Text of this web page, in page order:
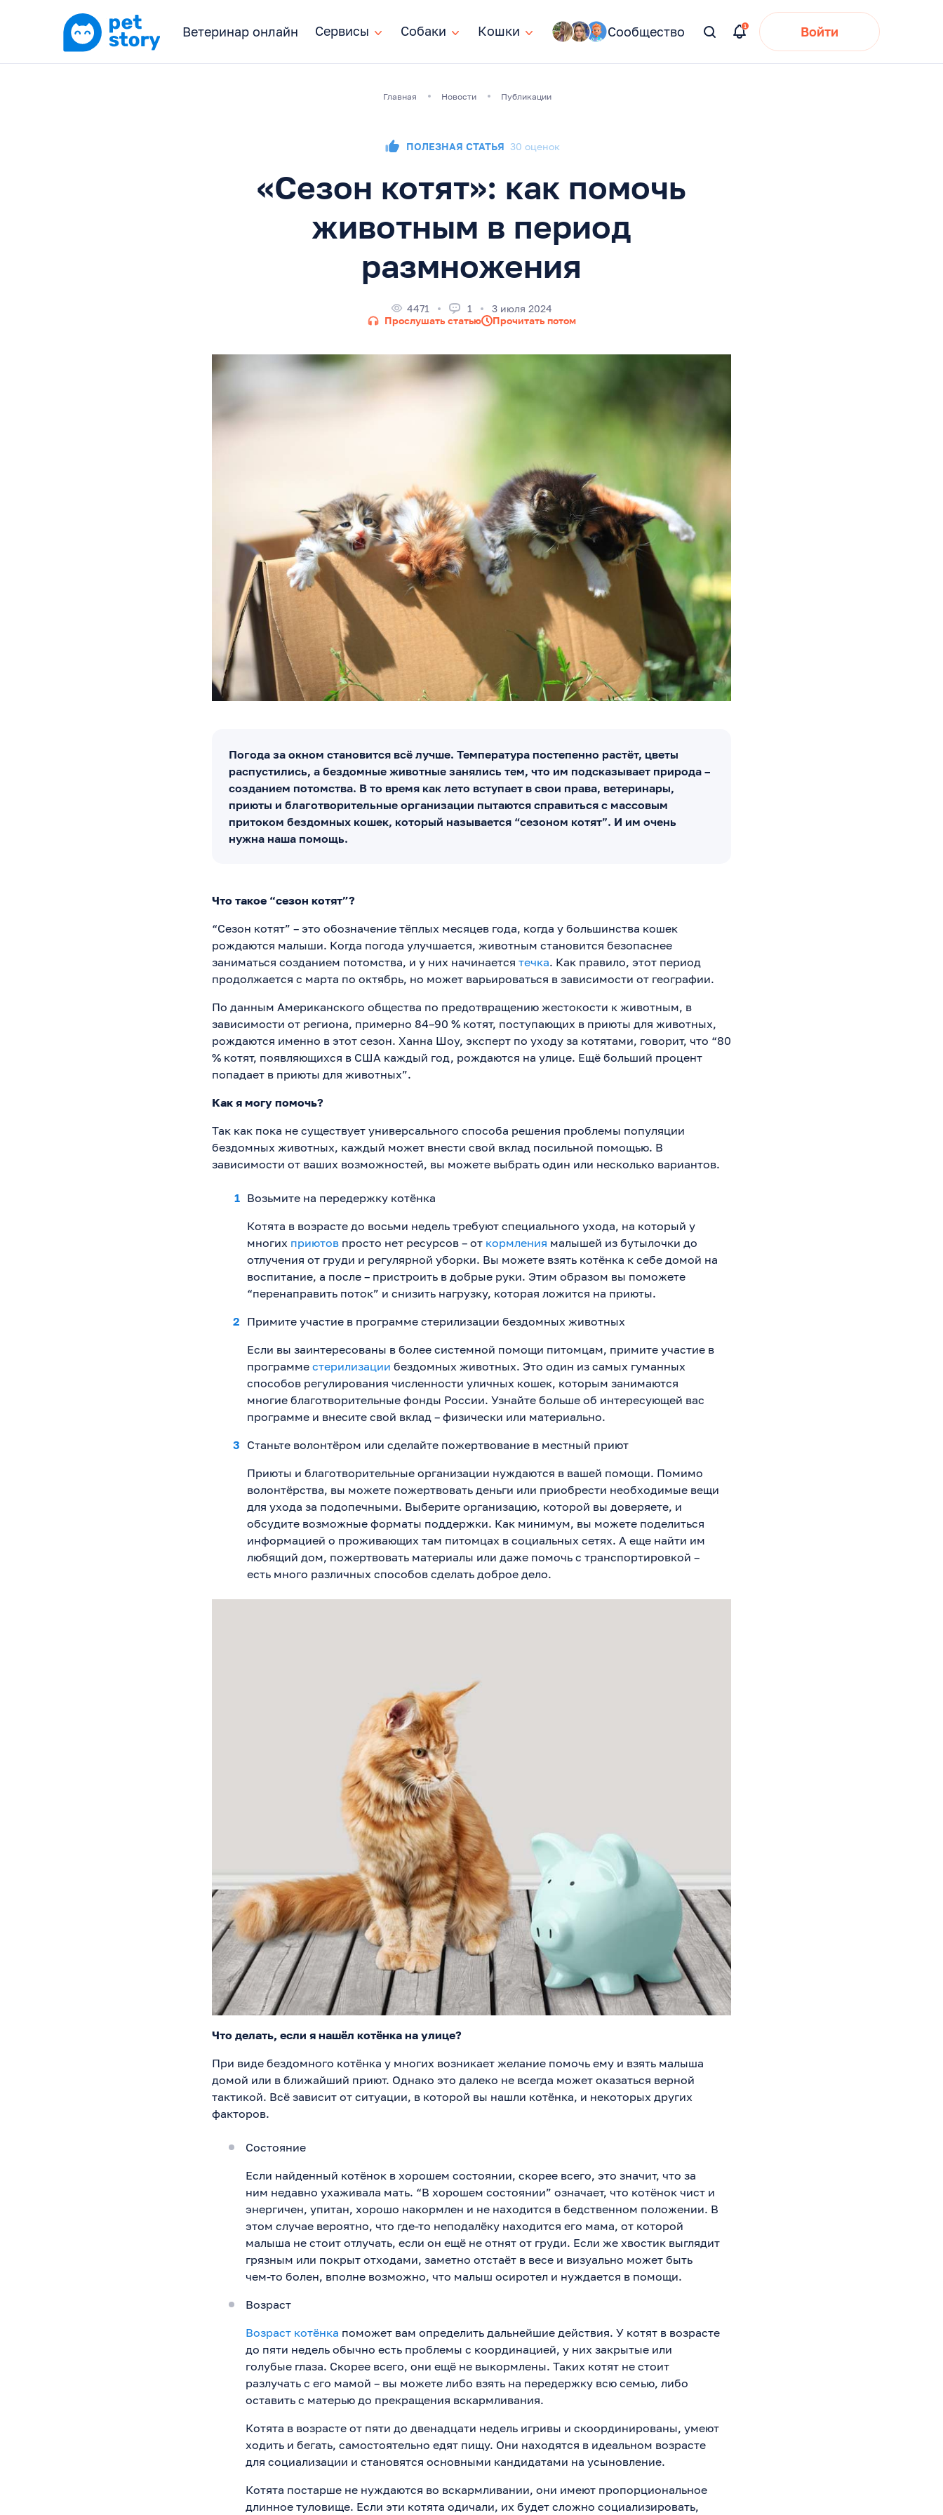
Ветеринар онлайн Сервисы
Сервисы Собаки
Собаки Кошки
Кошки Сообщество Войти
Главная Новости Публикации
ПОЛЕЗНАЯ СТАТЬЯ 30 оценок
«‎Сезон котят»‎: как помочь
животным в период
размножения
4471 1
3 июля 2024
Прослушать статью
Прочитать потом
Погода за окном становится всё лучше. Температура постепенно растёт, цветы
распустились, а бездомные животные занялись тем, что им подсказывает природа –
созданием потомства. В то время как лето вступает в свои права, ветеринары,
приюты и благотворительные организации пытаются справиться с массовым
притоком бездомных кошек, который называется “сезоном котят”. И им очень
нужна наша помощь.
Что такое “сезон котят”?
“Сезон котят” – это обозначение тёплых месяцев года, когда у большинства кошек
рождаются малыши. Когда погода улучшается, животным становится безопаснее
заниматься созданием потомства, и у них начинается течка. Как правило, этот период
продолжается с марта по октябрь, но может варьироваться в зависимости от географии.
По данным Американского общества по предотвращению жестокости к животным, в
зависимости от региона, примерно 84–90 % котят, поступающих в приюты для животных,
рождаются именно в этот сезон. Ханна Шоу, эксперт по уходу за котятами, говорит, что “80
% котят, появляющихся в США каждый год, рождаются на улице. Ещё больший процент
попадает в приюты для животных”.
Как я могу помочь?
Так как пока не существует универсального способа решения проблемы популяции
бездомных животных, каждый может внести свой вклад посильной помощью. В
зависимости от ваших возможностей, вы можете выбрать один или несколько вариантов.
Возьмите на передержку котёнка
Котята в возрасте до восьми недель требуют специального ухода, на который у
многих приютов просто нет ресурсов – от кормления малышей из бутылочки до
отлучения от груди и регулярной уборки. Вы можете взять котёнка к себе домой на
воспитание, а после – пристроить в добрые руки. Этим образом вы поможете
“перенаправить поток” и снизить нагрузку, которая ложится на приюты.
Примите участие в программе стерилизации бездомных животных
Если вы заинтересованы в более системной помощи питомцам, примите участие в
программе стерилизации бездомных животных. Это один из самых гуманных
способов регулирования численности уличных кошек, которым занимаются
многие благотворительные фонды России. Узнайте больше об интересующей вас
программе и внесите свой вклад – физически или материально.
Станьте волонтёром или сделайте пожертвование в местный приют
Приюты и благотворительные организации нуждаются в вашей помощи. Помимо
волонтёрства, вы можете пожертвовать деньги или приобрести необходимые вещи
для ухода за подопечными. Выберите организацию, которой вы доверяете, и
обсудите возможные форматы поддержки. Как минимум, вы можете поделиться
информацией о проживающих там питомцах в социальных сетях. А еще найти им
любящий дом, пожертвовать материалы или даже помочь с транспортировкой –
есть много различных способов сделать доброе дело.
Что делать, если я нашёл котёнка на улице?
При виде бездомного котёнка у многих возникает желание помочь ему и взять малыша
домой или в ближайший приют. Однако это далеко не всегда может оказаться верной
тактикой. Всё зависит от ситуации, в которой вы нашли котёнка, и некоторых других
факторов.
Состояние
Если найденный котёнок в хорошем состоянии, скорее всего, это значит, что за
ним недавно ухаживала мать. “В хорошем состоянии” означает, что котёнок чист и
энергичен, упитан, хорошо накормлен и не находится в бедственном положении. В
этом случае вероятно, что где-то неподалёку находится его мама, от которой
малыша не стоит отлучать, если он ещё не отнят от груди. Если же хвостик выглядит
грязным или покрыт отходами, заметно отстаёт в весе и визуально может быть
чем-то болен, вполне возможно, что малыш осиротел и нуждается в помощи.
Возраст
Возраст котёнка поможет вам определить дальнейшие действия. У котят в возрасте
до пяти недель обычно есть проблемы с координацией, у них закрытые или
голубые глаза. Скорее всего, они ещё не выкормлены. Таких котят не стоит
разлучать с его мамой – вы можете либо взять на передержку всю семью, либо
оставить с матерью до прекращения вскармливания.
Котята в возрасте от пяти до двенадцати недель игривы и скоординированы, умеют
ходить и бегать, самостоятельно едят пищу. Они находятся в идеальном возрасте
для социализации и становятся основными кандидатами на усыновление.
Котята постарше не нуждаются во вскармливании, они имеют пропорциональное
длинное туловище. Если эти котята одичали, их будет сложно социализировать,